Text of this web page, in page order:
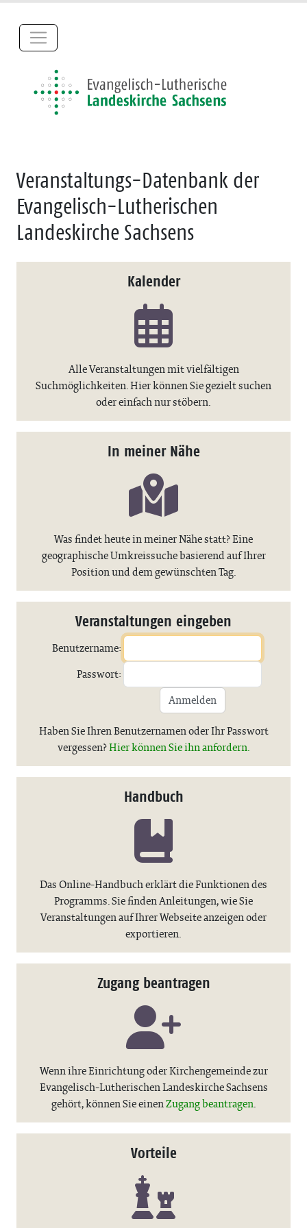
Veranstaltungs-Datenbank der
Evangelisch-Lutherischen
Landeskirche Sachsens
Kalender
Alle Veranstaltungen mit vielfältigen
Suchmöglichkeiten. Hier können Sie gezielt suchen
oder einfach nur stöbern.
In meiner Nähe
Was findet heute in meiner Nähe statt? Eine
geographische Umkreissuche basierend auf Ihrer
Position und dem gewünschten Tag.
Veranstaltungen eingeben
Benutzername:
Passwort:
Anmelden
Haben Sie Ihren Benutzernamen oder Ihr Passwort
vergessen?Hier können Sie ihn anfordern.
Handbuch
Das Online-Handbuch erklärt die Funktionen des
Programms. Sie finden Anleitungen, wie Sie
Veranstaltungen auf Ihrer Webseite anzeigen oder
exportieren.
Zugang beantragen
Wenn ihre Einrichtung oder Kirchengemeinde zur
Evangelisch-Lutherischen Landeskirche Sachsens
gehört, können Sie einenZugang beantragen.
Vorteile